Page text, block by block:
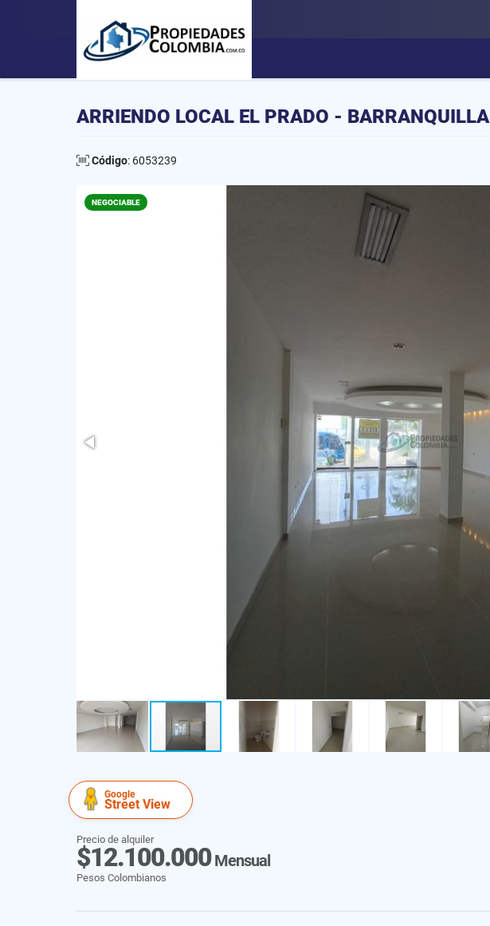
ARRIENDO LOCAL EL PRADO - BARRANQUILLA
Código: 6053239
NEGOCIABLE
Google
Street View
Precio de alquiler
$12.100.000Mensual
Pesos Colombianos